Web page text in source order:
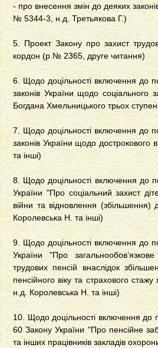
- про внесення змін до деяких
№ 5344-3, н.д. Третьякова Г.)
5. Проект Закону про захист
кордон (р.№ 2365, друге читання)
6. Щодо доцільності включення до
законів України щодо соціального
Богдана Хмельницького трьох
7. Щодо доцільності включення до
законів України щодо
та інші)
8. Щодо доцільності включення до
України "Про соціальний захист
війни та відновлення
Королевська Н. та інші)
9. Щодо доцільності включення до
України "Про
трудових пенсій внаслідок
пенсійного віку та страхового
н.д. Королевська Н. та інші)
10. Щодо доцільності включення до
60 Закону України "Про пенсійне
та інших працівників закладів